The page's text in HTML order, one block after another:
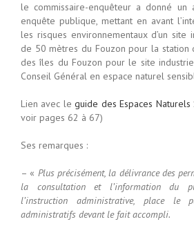
le commissaire-enquêteur a donné
enquête publique, mettant en avant
les risques environnementaux d’un site
de 50 mètres du Fouzon pour la station
des îles du Fouzon pour le site
Conseil Général en espace naturel
Lien avec leguide des Espaces Naturels
voir pages 62 à 67)
Ses remarques :
– « Plus précisément, la délivrance des
la consultation et l’information du
l’instruction administrative, place le
administratifs devant le fait accompli.